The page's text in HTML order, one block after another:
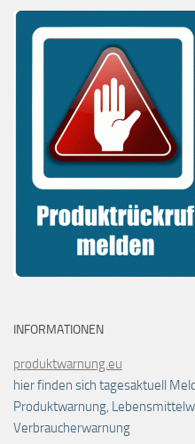
INFORMATIONEN
produktwarnung.eu
hier finden sich tagesaktuell
Produktwarnung,
Verbraucherwarnung